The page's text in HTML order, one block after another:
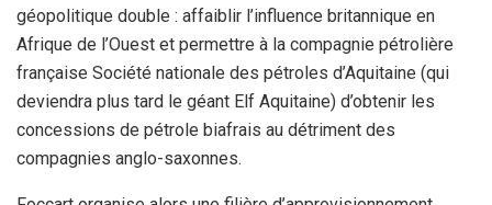
géopolitique double : affaiblir l’influence britannique en
Afrique de l’Ouest et permettre à la compagnie pétrolière
française Société nationale des pétroles d’Aquitaine (qui
deviendra plus tard le géant Elf Aquitaine) d’obtenir les
concessions de pétrole biafrais au détriment des
compagnies anglo-saxonnes.